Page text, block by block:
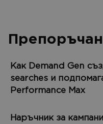
Как Demand Gen
searches и
Performance Max
Наръчник за